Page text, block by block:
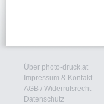
Über photo-druck.at
Impressum & Kontakt
AGB / Widerrufsrecht
Datenschutz